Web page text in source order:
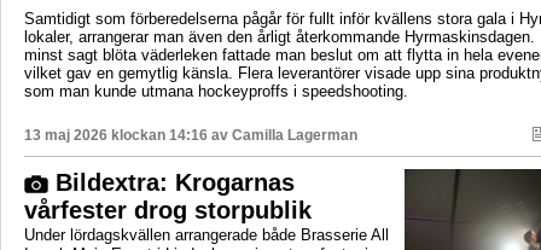
Samtidigt som förberedelserna pågår för fullt inför kvällens stora gala i
lokaler, arrangerar man även den årligt återkommande
minst sagt blöta väderleken fattade man beslut om att flytta in hela
vilket gav en gemytlig känsla. Flera leverantörer visade upp sina
som man kunde utmana hockeyproffs i speedshooting.
13 maj 2026 klockan 14:16 av Camilla Lagerman
Bildextra: Krogarnas
vårfester drog storpublik
Under lördagskvällen arrangerade både Brasserie All